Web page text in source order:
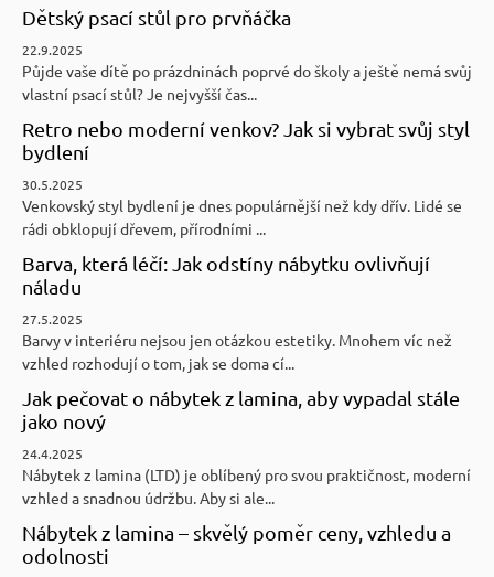
Dětský psací stůl pro prvňáčka
22.9.2025
Půjde vaše dítě po prázdninách poprvé do školy a ještě nemá svůj
vlastní psací stůl? Je nejvyšší čas...
Retro nebo moderní venkov? Jak si vybrat svůj styl
bydlení
30.5.2025
Venkovský styl bydlení je dnes populárnější než kdy dřív. Lidé se
rádi obklopují dřevem, přírodními ...
Barva, která léčí: Jak odstíny nábytku ovlivňují
náladu
27.5.2025
Barvy v interiéru nejsou jen otázkou estetiky. Mnohem víc než
vzhled rozhodují o tom, jak se doma cí...
Jak pečovat o nábytek z lamina, aby vypadal stále
jako nový
24.4.2025
Nábytek z lamina (LTD) je oblíbený pro svou praktičnost, moderní
vzhled a snadnou údržbu. Aby si ale...
Nábytek z lamina – skvělý poměr ceny, vzhledu a
odolnosti